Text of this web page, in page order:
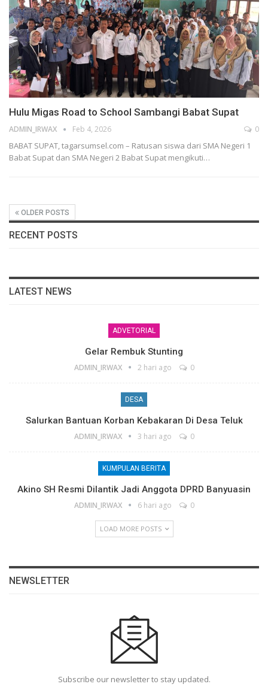
Hulu Migas Road to School Sambangi Babat Supat
ADMIN_IRWAX Feb 4, 2026 0
BABAT SUPAT, tagarsumsel.com – Ratusan siswa dari SMA Negeri 1
Babat Supat dan SMA Negeri 2 Babat Supat mengikuti…
OLDER POSTS
RECENT POSTS
LATEST NEWS
ADVETORIAL
Gelar Rembuk Stunting
ADMIN_IRWAX 2 hari ago 0
DESA
Salurkan Bantuan Korban Kebakaran Di Desa Teluk
ADMIN_IRWAX 3 hari ago 0
KUMPULAN BERITA
Akino SH Resmi Dilantik Jadi Anggota DPRD Banyuasin
ADMIN_IRWAX 6 hari ago 0
LOAD MORE POSTS
NEWSLETTER
Subscribe our newsletter to stay updated.